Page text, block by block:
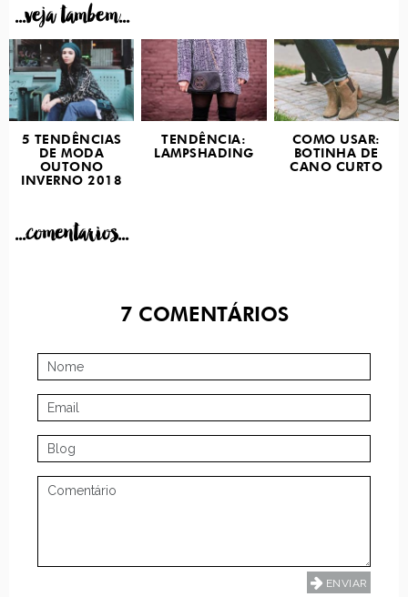
...veja tambem...
5 TENDÊNCIAS
DE MODA
OUTONO
INVERNO 2018
TENDÊNCIA:
LAMPSHADING
COMO USAR:
BOTINHA DE
CANO CURTO
...comentarios...
7 COMENTÁRIOS